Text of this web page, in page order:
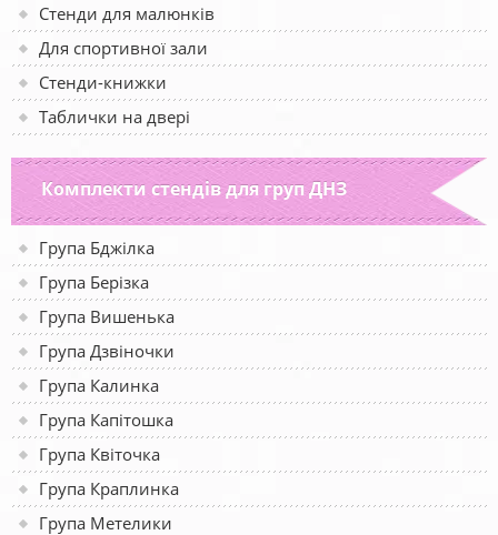
Стенди для малюнків
Для спортивної зали
Стенди-книжки
Таблички на двері
Комплекти стендів для груп ДНЗ
Група Бджілка
Група Берізка
Група Вишенька
Група Дзвіночки
Група Калинка
Група Капітошка
Група Квіточка
Група Краплинка
Група Метелики